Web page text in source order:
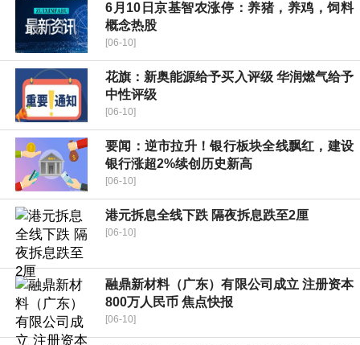
6月10日京基智农涨停：养猪，养鸡，饲料
概念热股
[06-10]
花旗：新奥能源给予买入评级 华润燃气给予
中性评级
[06-10]
要闻：逆市拉升！银行板块全线飘红，建设
银行涨超2%续创历史新高
[06-10]
港元拆息全线下跌 隔夜拆息跌至2厘
[06-10]
融鼎新材料（广东）有限公司成立 注册资本
800万人民币 焦点快报
[06-10]